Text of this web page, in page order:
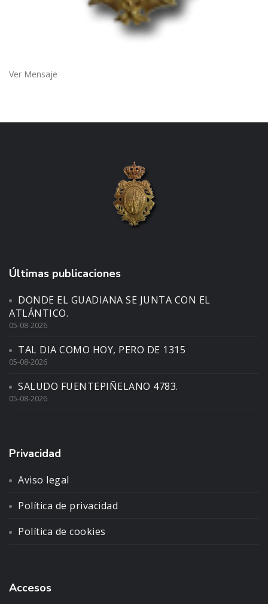
Ver Mensaje
Últimas publicaciones
DONDE EL GUADIANA SE JUNTA CON EL
ATLÁNTICO.
05-08-2026
TAL DIA COMO HOY, PERO DE 1315
05-08-2026
SALUDO FUENTEPIÑELANO 4783.
05-08-2026
Privacidad
Aviso legal
Política de privacidad
Política de cookies
Accesos